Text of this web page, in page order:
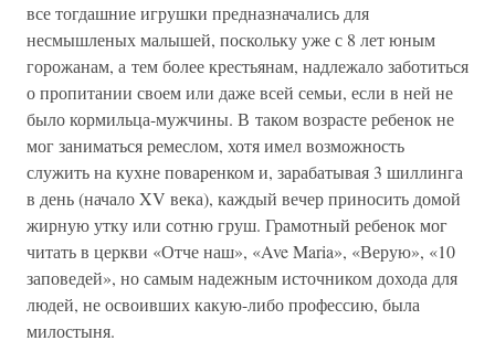
все тогдашние игрушки предназначались для
несмышленых малышей, поскольку уже с 8 лет юным
горожанам, а тем более крестьянам, надлежало заботиться
о пропитании своем или даже всей семьи, если в ней не
было кормильца-мужчины. В таком возрасте ребенок не
мог заниматься ремеслом, хотя имел возможность
служить на кухне поваренком и, зарабатывая 3 шиллинга
в день (начало XV века), каждый вечер приносить домой
жирную утку или сотню груш. Грамотный ребенок мог
читать в церкви «Отче наш», «Ave Maria», «Верую», «10
заповедей», но самым надежным источником дохода для
людей, не освоивших какую-либо профессию, была
милостыня.